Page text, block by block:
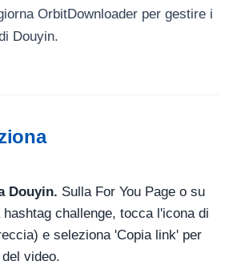
OrbitDownloader per gestire i
Douyin.
Douyin. Sulla For You Page o su
hashtag challenge, tocca l'icona di
e seleziona 'Copia link' per
video.